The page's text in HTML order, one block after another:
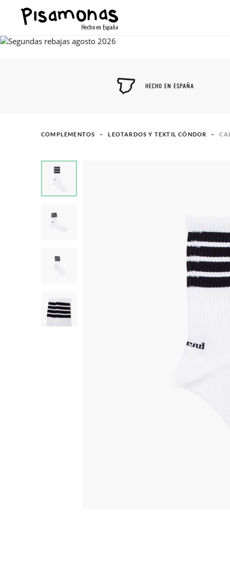
HECHO EN ESPAÑA
COMPLEMENTOS LEOTARDOS Y TEXTIL CÓNDOR